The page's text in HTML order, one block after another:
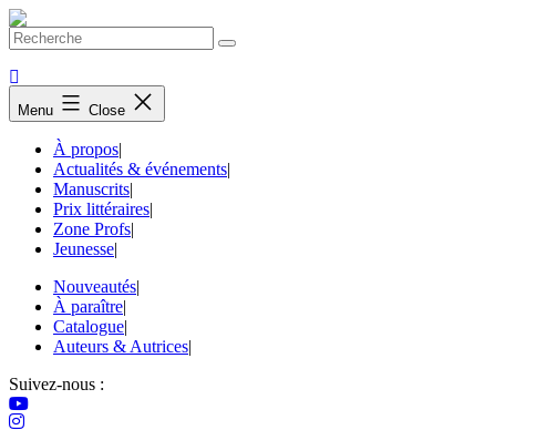
Skip
to
Menu Close
À propos|
Actualités & événements|
Manuscrits|
Prix littéraires|
Zone Profs|
Jeunesse|
Nouveautés|
À paraître|
Catalogue|
Auteurs & Autrices|
Suivez-nous :